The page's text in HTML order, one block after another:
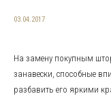
03.04.2017
На замену покупным
занавески, способные
разбавить его яркими